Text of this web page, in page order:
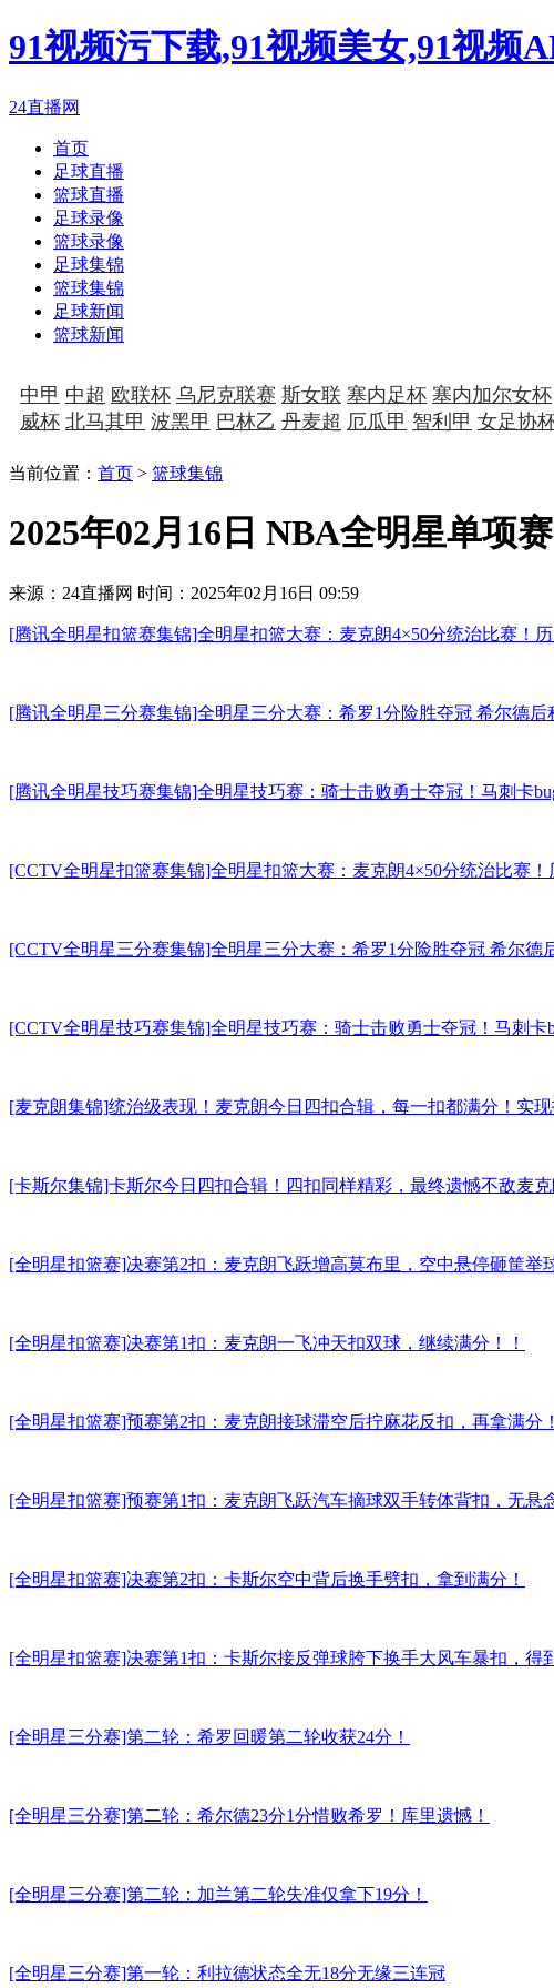
91视频污下载,91视频美女,91视频
24直播网
首页
足球直播
篮球直播
足球录像
篮球录像
足球集锦
篮球集锦
足球新闻
篮球新闻
中甲 中超 欧联杯 乌尼克联赛 斯女联 塞内足杯 塞内加尔女杯
威杯 北马其甲 波黑甲 巴林乙 丹麦超 厄瓜甲 智利甲 女足协
当前位置： 首页 > 篮球集锦
2025年02月16日 NBA全明星单项
来源：24直播网 时间：2025年02月16日 09:59
[腾讯全明星扣篮赛集锦]全明星扣篮大赛：麦克朗4×50分统治比赛！历
[腾讯全明星三分赛集锦]全明星三分大赛：希罗1分险胜夺冠 希尔德
[腾讯全明星技巧赛集锦]全明星技巧赛：骑士击败勇士夺冠！马刺卡
[CCTV全明星扣篮赛集锦]全明星扣篮大赛：麦克朗4×50分统治比赛！历
[CCTV全明星三分赛集锦]全明星三分大赛：希罗1分险胜夺冠 希尔德
[CCTV全明星技巧赛集锦]全明星技巧赛：骑士击败勇士夺冠！马刺
[麦克朗集锦]统治级表现！麦克朗今日四扣合辑，每一扣都满分！实现
[卡斯尔集锦]卡斯尔今日四扣合辑！四扣同样精彩，最终遗憾不敌麦克朗
[全明星扣篮赛]决赛第2扣：麦克朗飞跃增高莫布里，空中悬停砸筐举球扣
[全明星扣篮赛]决赛第1扣：麦克朗一飞冲天扣双球，继续满分！！
[全明星扣篮赛]预赛第2扣：麦克朗接球滞空后拧麻花反扣，再拿满分！
[全明星扣篮赛]预赛第1扣：麦克朗飞跃汽车摘球双手转体背扣，无悬念满
[全明星扣篮赛]决赛第2扣：卡斯尔空中背后换手劈扣，拿到满分！
[全明星扣篮赛]决赛第1扣：卡斯尔接反弹球胯下换手大风车暴扣，得到49.6
[全明星三分赛]第二轮：希罗回暖第二轮收获24分！
[全明星三分赛]第二轮：希尔德23分1分惜败希罗！库里遗憾！
[全明星三分赛]第二轮：加兰第二轮失准仅拿下19分！
[全明星三分赛]第一轮：利拉德状态全无18分无缘三连冠